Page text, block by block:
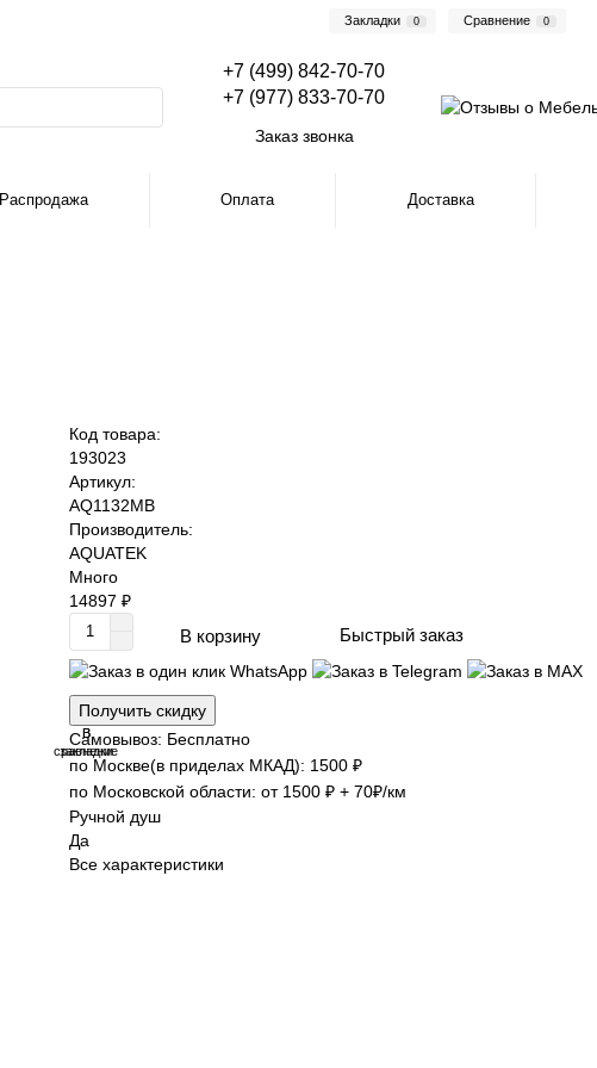
Закладки 0 Сравнение 0
+7 (499) 842-70-70
+7 (977) 833-70-70
Заказ звонка
Распродажа Оплата Доставка
Код товара:
193023
Артикул:
AQ1132MB
Производитель:
AQUATEK
Много
14897 ₽
В корзину Быстрый заказ
Получить скидку
В
закладки
В
сравнение
Самовывоз: Бесплатно
по Москве(в приделах МКАД): 1500 ₽
по Московской области: от 1500 ₽ + 70₽/км
Ручной душ
Да
Все характеристики